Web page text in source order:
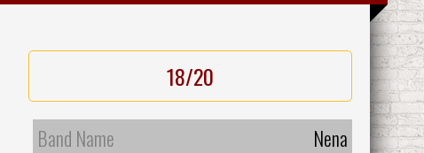
18/20
Band Name
Nena